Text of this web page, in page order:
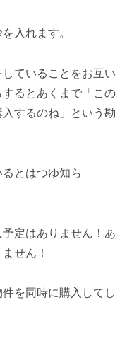
入れます。
ていることをお互い
るとあくまで「この
するのね」という勘
とはつゆ知ら
定はありません！あ
せん！
を同時に購入してし